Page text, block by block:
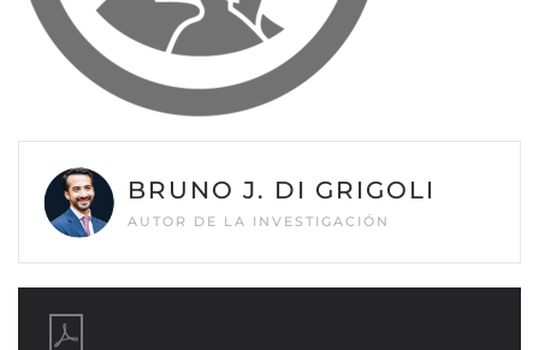
BRUNO J. DI GRIGOLI
AUTOR DE LA INVESTIGACIÓN